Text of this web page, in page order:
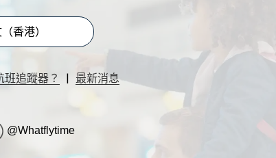
香港）
班追蹤器？ | 最新消息
@Whatflytime